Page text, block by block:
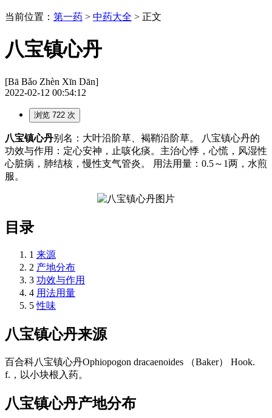
当前位置： 第一药 > 中药大全 > 正文
八宝镇心丹
[Bā Bǎo Zhèn Xīn Dān]
2022-02-12 00:54:12
浏览 722 次
八宝镇心丹别名：大叶沿阶草、褐鞘沿阶草。 八宝镇心丹的
功效与作用：定心安神，止咳化痰。主治心悸，心慌，风湿性
心脏病，肺结核，慢性支气管炎。 用法用量：0.5～1两，水煎
服。
目录
1 来源
2 产地分布
3 功效与作用
4 用法用量
5 性味
八宝镇心丹来源
百合科八宝镇心丹Ophiopogon dracaenoides （Baker） Hook.
f.，以小块根入药。
八宝镇心丹产地分布